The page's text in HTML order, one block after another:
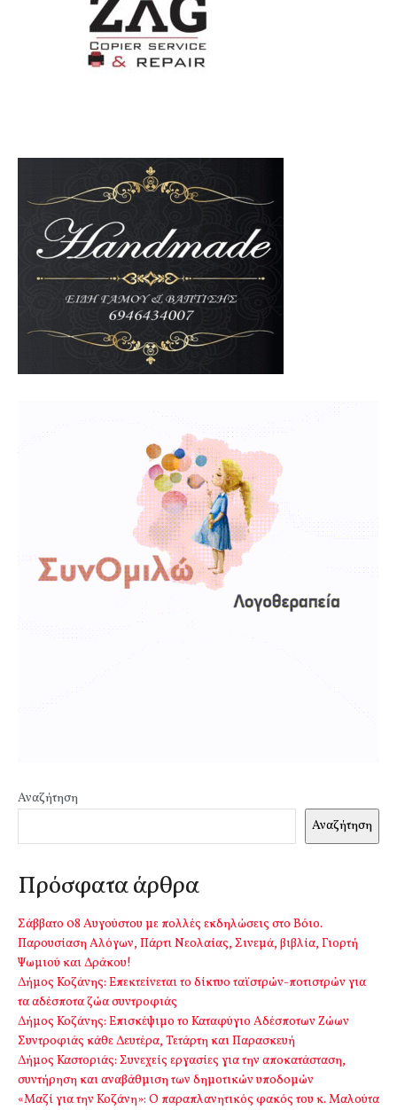
Αναζήτηση
Αναζήτηση
Πρόσφατα άρθρα
Σάββατο 08 Αυγούστου με πολλές εκδηλώσεις στο Βόιο.
Παρουσίαση Αλόγων, Πάρτι Νεολαίας, Σινεμά, βιβλία, Γιορτή
Ψωμιού και Δράκου!
Δήμος Κοζάνης: Επεκτείνεται το δίκτυο ταϊστρών-ποτιστρών για
τα αδέσποτα ζώα συντροφιάς
Δήμος Κοζάνης: Επισκέψιμο το Καταφύγιο Αδέσποτων Ζώων
Συντροφιάς κάθε Δευτέρα, Τετάρτη και Παρασκευή
Δήμος Καστοριάς: Συνεχείς εργασίες για την αποκατάσταση,
συντήρηση και αναβάθμιση των δημοτικών υποδομών
«Μαζί για την Κοζάνη»: Ο παραπλανητικός φακός του κ. Μαλούτα